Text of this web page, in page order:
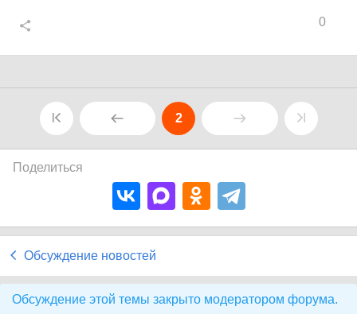
0
2
Поделиться
Обсуждение новостей
Обсуждение этой темы закрыто модератором форума.